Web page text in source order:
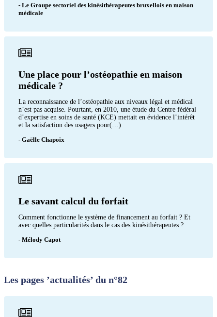
- Le Groupe sectoriel des kinésithérapeutes bruxellois en maison
médicale
Une place pour l’ostéopathie en maison
médicale ?
La reconnaissance de l’ostéopathie aux niveaux légal et médical
n’est pas acquise. Pourtant, en 2010, une étude du Centre fédéral
d’expertise en soins de santé (KCE) mettait en évidence l’intérêt
et la satisfaction des usagers pour(…)
- Gaëlle Chapoix
Le savant calcul du forfait
Comment fonctionne le système de financement au forfait ? Et
avec quelles particularités dans le cas des kinésithérapeutes ?
- Mélody Capot
Les pages ’actualités’ du n°82